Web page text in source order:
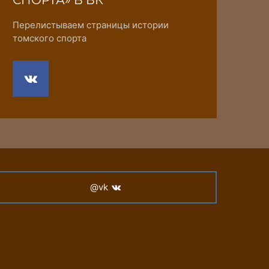
Перелистываем страницы истории
томского спорта
@vk